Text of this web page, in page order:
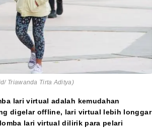
Triawanda Tirta Aditya)
lari virtual adalah kemudahan
digelar offline, lari virtual lebih longgar
lari virtual dilirik para pelari